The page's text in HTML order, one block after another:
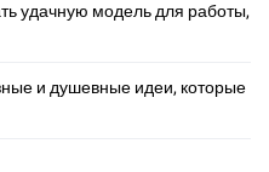
удачную модель для работы,
и душевные идеи, которые